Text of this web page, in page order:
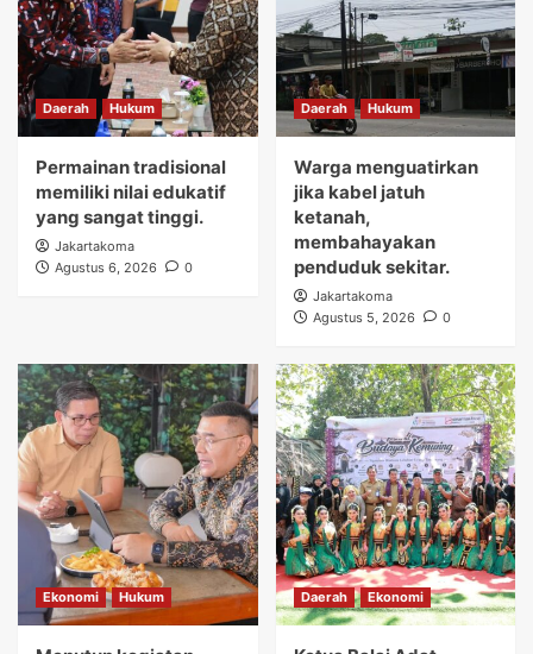
Daerah Hukum
Permainan tradisional
memiliki nilai edukatif
yang sangat tinggi.
Jakartakoma
Agustus 6, 2026
0
Daerah Hukum
Warga menguatirkan
jika kabel jatuh
ketanah,
membahayakan
penduduk sekitar.
Jakartakoma
Agustus 5, 2026
0
Ekonomi Hukum Daerah Ekonomi